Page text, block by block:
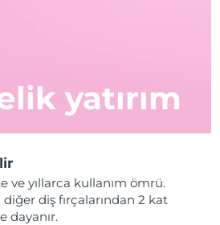
yatırım
ve yıllarca kullanım ömrü.
diğer diş fırçalarından 2 kat
dayanır.